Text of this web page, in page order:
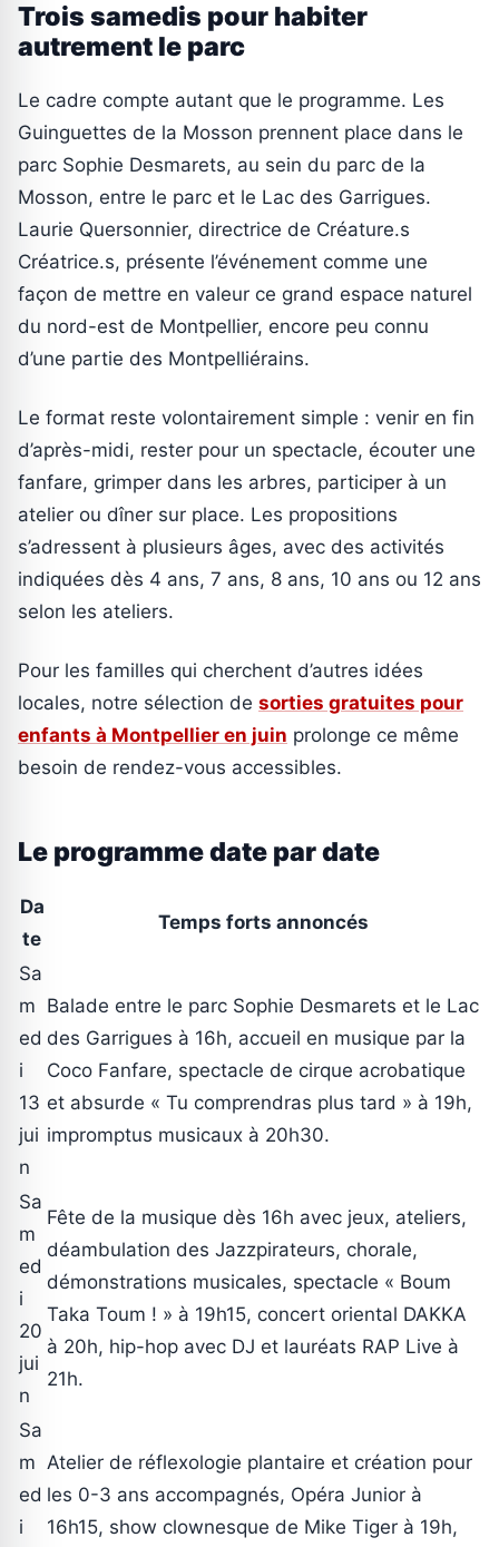
Trois samedis pour habiter
autrement le parc
Le cadre compte autant que le programme. Les
Guinguettes de la Mosson prennent place dans le
parc Sophie Desmarets, au sein du parc de la
Mosson, entre le parc et le Lac des Garrigues.
Laurie Quersonnier, directrice de Créature.s
Créatrice.s, présente l’événement comme une
façon de mettre en valeur ce grand espace naturel
du nord-est de Montpellier, encore peu connu
d’une partie des Montpelliérains.
Le format reste volontairement simple : venir en fin
d’après-midi, rester pour un spectacle, écouter une
fanfare, grimper dans les arbres, participer à un
atelier ou dîner sur place. Les propositions
s’adressent à plusieurs âges, avec des activités
indiquées dès 4 ans, 7 ans, 8 ans, 10 ans ou 12 ans
selon les ateliers.
Pour les familles qui cherchent d’autres idées
locales, notre sélection de sorties gratuites pour
enfants à Montpellier en juin prolonge ce même
besoin de rendez-vous accessibles.
Le programme date par date
Da
te
Temps forts annoncés
Sa
m
ed
i
13
jui
n
Balade entre le parc Sophie Desmarets et le Lac
des Garrigues à 16h, accueil en musique par la
Coco Fanfare, spectacle de cirque acrobatique
et absurde « Tu comprendras plus tard » à 19h,
impromptus musicaux à 20h30.
Sa
m
ed
i
20
jui
n
Fête de la musique dès 16h avec jeux, ateliers,
déambulation des Jazzpirateurs, chorale,
démonstrations musicales, spectacle « Boum
Taka Toum ! » à 19h15, concert oriental DAKKA
à 20h, hip-hop avec DJ et lauréats RAP Live à
21h.
Sa
m
ed
i
Atelier de réflexologie plantaire et création pour
les 0-3 ans accompagnés, Opéra Junior à
16h15, show clownesque de Mike Tiger à 19h,